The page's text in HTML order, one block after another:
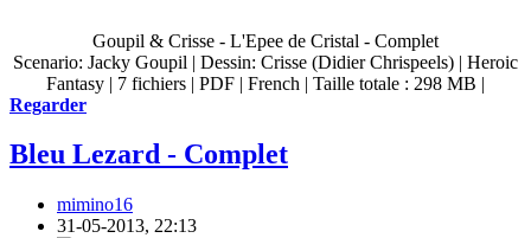
Goupil & Crisse - L'Epee de Cristal - Complet
Scenario: Jacky Goupil | Dessin: Crisse (Didier Chrispeels) | Heroic
Fantasy | 7 fichiers | PDF | French | Taille totale : 298 MB |
Regarder
Bleu Lezard - Complet
mimino16
31-05-2013, 22:13